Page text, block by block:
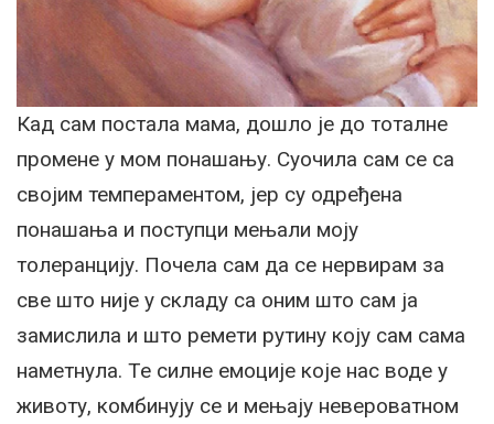
Кад сам постала мама, дошло је до тоталне
промене у мом понашању. Суочила сам се са
својим темпераментом, јер су одређена
понашања и поступци мењали моју
толеранцију. Почела сам да се нервирам за
све што није у складу са оним што сам ја
замислила и што ремети рутину коју сам сама
наметнула. Те силне емоције које нас воде у
животу, комбинују се и мењају невероватном